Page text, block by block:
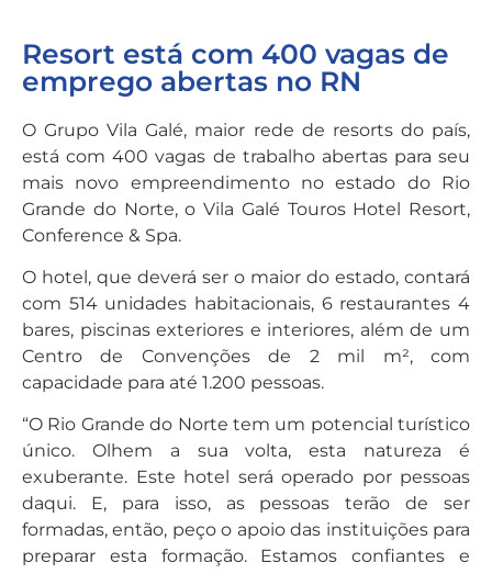
Resort está com 400 vagas de
emprego abertas no RN
O Grupo Vila Galé, maior rede de resorts do país,
está com 400 vagas de trabalho abertas para seu
mais novo empreendimento no estado do Rio
Grande do Norte, o Vila Galé Touros Hotel Resort,
Conference & Spa.
O hotel, que deverá ser o maior do estado, contará
com 514 unidades habitacionais, 6 restaurantes 4
bares, piscinas exteriores e interiores, além de um
Centro de Convenções de 2 mil m², com
capacidade para até 1.200 pessoas.
“O Rio Grande do Norte tem um potencial turístico
único. Olhem a sua volta, esta natureza é
exuberante. Este hotel será operado por pessoas
daqui. E, para isso, as pessoas terão de ser
formadas, então, peço o apoio das instituições para
preparar esta formação. Estamos confiantes e